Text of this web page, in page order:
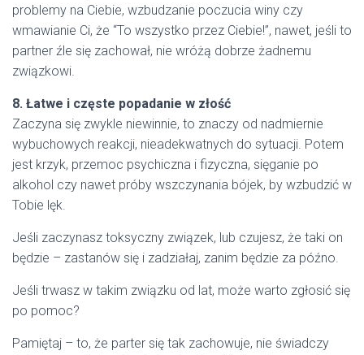
problemy na Ciebie, wzbudzanie poczucia winy czy
wmawianie Ci, że “To wszystko przez Ciebie!”, nawet, jeśli to
partner źle się zachował, nie wróżą dobrze żadnemu
związkowi.
8. Łatwe i częste popadanie w złość
Zaczyna się zwykle niewinnie, to znaczy od nadmiernie
wybuchowych reakcji, nieadekwatnych do sytuacji. Potem
jest krzyk, przemoc psychiczna i fizyczna, sięganie po
alkohol czy nawet próby wszczynania bójek, by wzbudzić w
Tobie lęk.
Jeśli zaczynasz toksyczny związek, lub czujesz, że taki on
będzie – zastanów się i zadziałaj, zanim będzie za późno.
Jeśli trwasz w takim związku od lat, może warto zgłosić się
po pomoc?
Pamiętaj – to, że parter się tak zachowuje, nie świadczy